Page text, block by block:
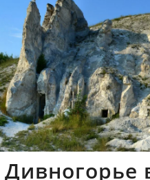
Дивногорье